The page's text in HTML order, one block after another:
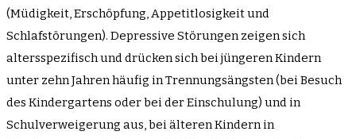
(Müdigkeit, Erschöpfung, Appetitlosigkeit und
Schlafstörungen). Depressive Störungen zeigen sich
altersspezifisch und drücken sich bei jüngeren Kindern
unter zehn Jahren häufig in Trennungsängsten (bei Besuch
des Kindergartens oder bei der Einschulung) und in
Schulverweigerung aus, bei älteren Kindern in